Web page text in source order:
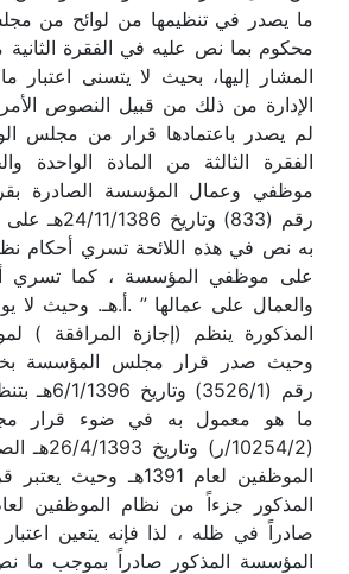
ما يصدر في تنظيمها من لوائح من
محكوم بما نص عليه في الفقرة الثانية
المشار إليها، بحيث لا يتسنى
الإدارة من ذلك من قبيل النصوص الأمرة
لم يصدر باعتمادها قرار من مجلس
الفقرة الثالثة من المادة الواحدة
موظفي وعمال المؤسسة الصادرة
رقم (833)
به نص في هذه اللائحة تسري أحكام
على موظفي المؤسسة ، كما تسري
والعمال على عمالها ” .أ.هـ. وحيث لا
المذكورة ينظم (إجازة المرافقة )
وحيث صدر قرار مجلس المؤسسة
رقم (3526/1)
ما هو معمول به في ضوء قرار
(10254/2/ر)
الموظفين لعام 1391هـ
صادراً في ظله ، لذا فإنه يتعين
المؤسسة المذكور صادراً بموجب ما